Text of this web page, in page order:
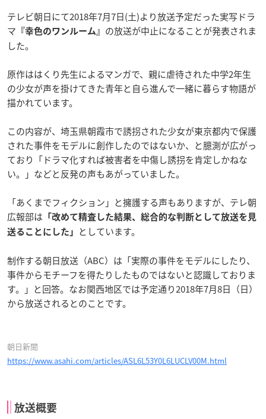
テレビ朝日にて2018年7月7日(土)より放送予定だった実写ドラ
マ 『幸色のワンルーム』 の放送が中止になることが発表されま
した。
原作ははくり先生によるマンガで、親に虐待された中学2年生
の少女が声を掛けてきた青年と自ら進んで一緒に暮らす物語が
描かれています。
この内容が、埼玉県朝霞市で誘拐された少女が東京都内で保護
された事件をモデルに創作したのではないか、と臆測が広がっ
ており「ドラマ化すれば被害者を中傷し誘拐を肯定しかねな
い。」などと反発の声もあがっていました。
「あくまでフィクション」と擁護する声もありますが、テレ朝
広報部は 「改めて精査した結果、総合的な判断として放送を見
送ることにした」
としています。
制作する朝日放送（ABC）は「実際の事件をモデルにしたり、
事件からモチーフを得たりしたものではないと認識しておりま
す。」と回答。なお関西地区では予定通り2018年7月8日（日）
から放送されるとのことです。
朝日新聞
https://www.asahi.com/articles/ASL6L53Y0L6LUCLV00M.html
放送概要